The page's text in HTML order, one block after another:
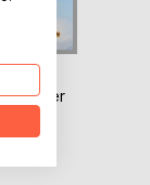
,Roser